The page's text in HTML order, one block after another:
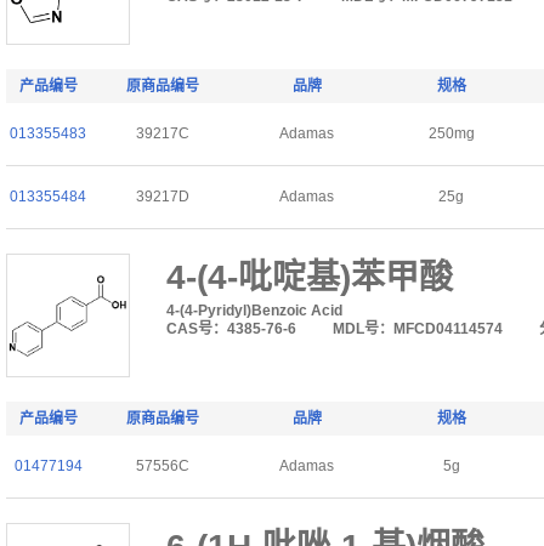
产品编号 原商品编号 品牌 规格
013355483 39217C Adamas 250mg
013355484 39217D Adamas 25g
4-(4-吡啶基)苯甲酸
4-(4-Pyridyl)Benzoic Acid
CAS号：4385-76-6
MDL号：MFCD04114574
产品编号 原商品编号 品牌 规格
01477194 57556C Adamas 5g